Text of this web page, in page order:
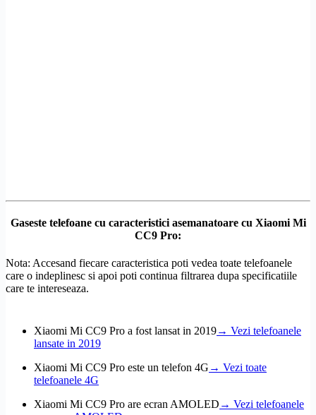
Gaseste telefoane cu caracteristici asemanatoare cu Xiaomi Mi
CC9 Pro:
Nota: Accesand fiecare caracteristica poti vedea toate telefoanele
care o indeplinesc si apoi poti continua filtrarea dupa specificatiile
care te intereseaza.
Xiaomi Mi CC9 Pro a fost lansat in 2019→ Vezi telefoanele
lansate in 2019
Xiaomi Mi CC9 Pro este un telefon 4G → Vezi toate
telefoanele 4G
Xiaomi Mi CC9 Pro are ecran AMOLED → Vezi telefoanele